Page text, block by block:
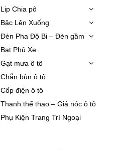
Lip Chia pô
Bậc Lên Xuống
Đèn Pha Độ Bi – Đèn gầm
Bạt Phủ Xe
Gạt mưa ô tô
Chắn bùn ô tô
Cốp điện ô tô
Thanh thể thao – Giá nóc ô tô
Phụ Kiện Trang Trí Ngoại